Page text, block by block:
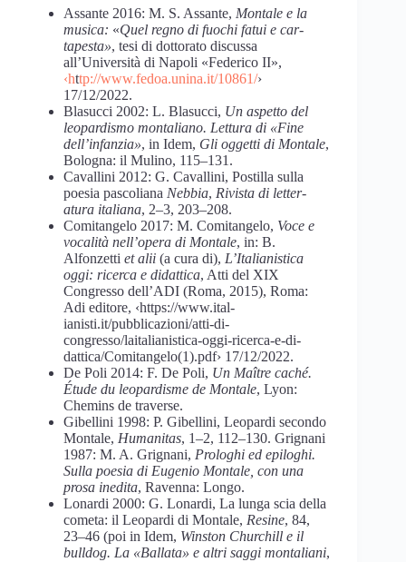
Assante 2016: M. S. Assante, Montale e la
musica: «Quel regno di fuochi fatui e car-
tapesta», tesi di dottorato discussa
all’Università di Napoli «Federico II»,
‹http://www.fedoa.unina.it/10861/›
17/12/2022.
Blasucci 2002: L. Blasucci, Un aspetto del
leopardismo montaliano. Lettura di «Fine
dell’infanzia», in Idem, Gli oggetti di Montale,
Bologna: il Mulino, 115–131.
Cavallini 2012: G. Cavallini, Postilla sulla
poesia pascoliana Nebbia, Rivista di letter-
atura italiana, 2–3, 203–208.
Comitangelo 2017: M. Comitangelo, Voce e
vocalità nell’opera di Montale, in: B.
Alfonzetti et alii (a cura di), L’Italianistica
oggi: ricerca e didattica, Atti del XIX
Congresso dell’ADI (Roma, 2015), Roma:
Adi editore, ‹https://www.ital-
ianisti.it/pubblicazioni/atti-di-
congresso/laitalianistica-oggi-ricerca-e-di-
dattica/Comitangelo(1).pdf› 17/12/2022.
De Poli 2014: F. De Poli, Un Maître caché.
Étude du leopardisme de Montale, Lyon:
Chemins de traverse.
Gibellini 1998: P. Gibellini, Leopardi secondo
Montale, Humanitas, 1–2, 112–130. Grignani
1987: M. A. Grignani, Prologhi ed epiloghi.
Sulla poesia di Eugenio Montale, con una
prosa inedita, Ravenna: Longo.
Lonardi 2000: G. Lonardi, La lunga scia della
cometa: il Leopardi di Montale, Resine, 84,
23–46 (poi in Idem, Winston Churchill e il
bulldog. La «Ballata» e altri saggi montaliani,